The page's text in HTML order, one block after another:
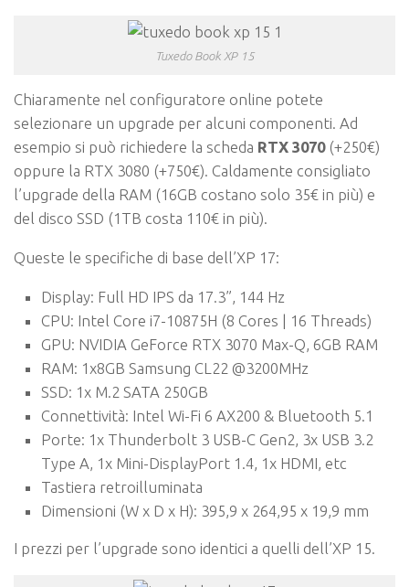
Tuxedo Book XP 15
Chiaramente nel configuratore online potete
selezionare un upgrade per alcuni componenti. Ad
esempio si può richiedere la scheda RTX 3070(+250€)
oppure la RTX 3080 (+750€). Caldamente consigliato
l’upgrade della RAM (16GB costano solo 35€ in più) e
del disco SSD (1TB costa 110€ in più).
Queste le specifiche di base dell’XP 17:
Display: Full HD IPS da 17.3”, 144 Hz
CPU: Intel Core i7-10875H (8 Cores | 16 Threads)
GPU: NVIDIA GeForce RTX 3070 Max-Q, 6GB RAM
RAM: 1x8GB Samsung CL22 @3200MHz
SSD: 1x M.2 SATA 250GB
Connettività: Intel Wi-Fi 6 AX200 & Bluetooth 5.1
Porte: 1x Thunderbolt 3 USB-C Gen2, 3x USB 3.2
Type A, 1x Mini-DisplayPort 1.4, 1x HDMI, etc
Tastiera retroilluminata
Dimensioni (W x D x H): 395,9 x 264,95 x 19,9 mm
I prezzi per l’upgrade sono identici a quelli dell’XP 15.